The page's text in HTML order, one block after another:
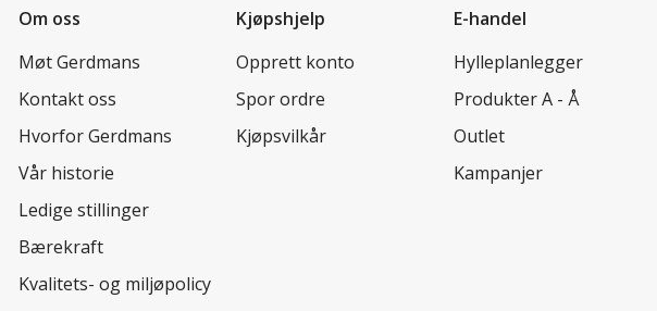
Om oss
Møt Gerdmans
Kontakt oss
Hvorfor Gerdmans
Vår historie
Ledige stillinger
Bærekraft
Kvalitets- og miljøpolicy
Kjøpshjelp
Opprett konto
Spor ordre
Kjøpsvilkår
E-handel
Hylleplanlegger
Produkter A - Å
Outlet
Kampanjer